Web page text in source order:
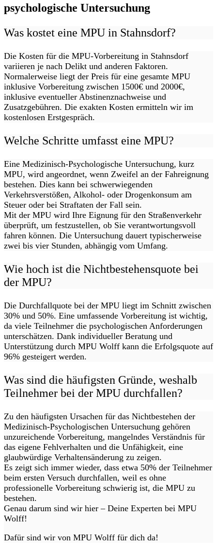
psychologische Untersuchung
Was kostet eine MPU in Stahnsdorf?
Die Kosten für die MPU-Vorbereitung in Stahnsdorf
variieren je nach Delikt und anderen Faktoren.
Normalerweise liegt der Preis für eine gesamte MPU
inklusive Vorbereitung zwischen 1500€ und 2000€,
inklusive eventueller Abstinenznachweise und
Zusatzgebühren. Die exakten Kosten ermitteln wir im
kostenlosen Erstgespräch.
Welche Schritte umfasst eine MPU?
Eine Medizinisch-Psychologische Untersuchung, kurz
MPU, wird angeordnet, wenn Zweifel an der Fahreignung
bestehen. Dies kann bei schwerwiegenden
Verkehrsverstößen, Alkohol- oder Drogenkonsum am
Steuer oder bei Straftaten der Fall sein.
Mit der MPU wird Ihre Eignung für den Straßenverkehr
überprüft, um festzustellen, ob Sie verantwortungsvoll
fahren können. Die Untersuchung dauert typischerweise
zwei bis vier Stunden, abhängig vom Umfang.
Wie hoch ist die Nichtbestehensquote bei
der MPU?
Die Durchfallquote bei der MPU liegt im Schnitt zwischen
30% und 50%. Eine umfassende Vorbereitung ist wichtig,
da viele Teilnehmer die psychologischen Anforderungen
unterschätzen. Dank individueller Beratung und
Unterstützung durch MPU Wolff kann die Erfolgsquote auf
96% gesteigert werden.
Was sind die häufigsten Gründe, weshalb
Teilnehmer bei der MPU durchfallen?
Zu den häufigsten Ursachen für das Nichtbestehen der
Medizinisch-Psychologischen Untersuchung gehören
unzureichende Vorbereitung, mangelndes Verständnis für
das eigene Fehlverhalten und die Unfähigkeit, eine
glaubwürdige Verhaltensänderung zu zeigen.
Es zeigt sich immer wieder, dass etwa 50% der Teilnehmer
beim ersten Versuch durchfallen, weil es ohne
professionelle Vorbereitung schwierig ist, die MPU zu
bestehen.
Genau darum sind wir hier – Deine Experten bei MPU
Wolff!
Dafür sind wir von MPU Wolff für dich da!